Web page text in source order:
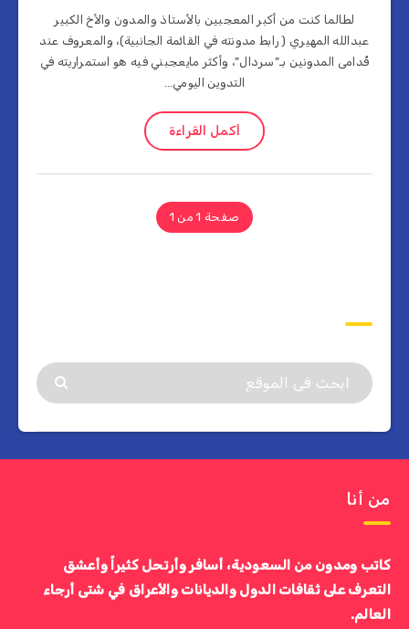
لطالما كنت من أكبر المعجبين بالأستاذ والمدون والأخ الكبير
عبدالله المهيري ( رابط مدونته في القائمة الجانبية)، والمعروف عند
قُدامى المدونين بـ”سردال”، وأكثر مايعجبني فيه هو استمراريته في
التدوين اليومي…
أكمل القراءة
صفحة 1 من 1
من أنا
كاتب ومدون من السعودية، أسافر وأرتحل كثيراً وأعشق
التعرف على ثقافات الدول والديانات والأعراق في شتى أرجاء
العالم.